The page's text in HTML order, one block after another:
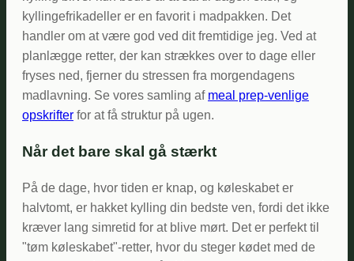
kyllingefrikadeller er en favorit i madpakken. Det
handler om at være god ved dit fremtidige jeg. Ved at
planlægge retter, der kan strækkes over to dage eller
fryses ned, fjerner du stressen fra morgendagens
madlavning. Se vores samling af meal prep-venlige
opskrifter for at få struktur på ugen.
Når det bare skal gå stærkt
På de dage, hvor tiden er knap, og køleskabet er
halvtomt, er hakket kylling din bedste ven, fordi det ikke
kræver lang simretid for at blive mørt. Det er perfekt til
"tøm køleskabet"-retter, hvor du steger kødet med de